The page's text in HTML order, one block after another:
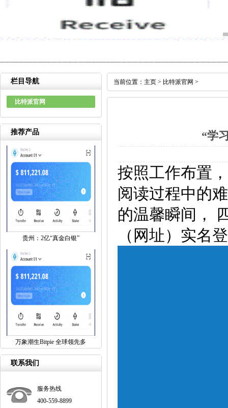
栏目导航
比特派官网
推荐产品
贵州：2亿“真金白银”
万象潮生Bitpie 全球领先多
联系我们
服务热线
400-559-8899
当前位置： 主页 > 比特派官网 >
“学
按照工作布置
阅读过程中的
的温馨瞬间，
（网址）实名